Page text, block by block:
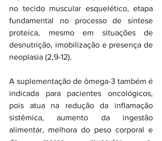
no tecido muscular esquelético, etapa
fundamental no processo de síntese
proteica, mesmo em situações de
desnutrição, imobilização e presença de
neoplasia (2,9-12).
A suplementação de ômega-3 também é
indicada para pacientes oncológicos,
pois atua na redução da inflamação
sistêmica, aumento da ingestão
alimentar, melhora do peso corporal e